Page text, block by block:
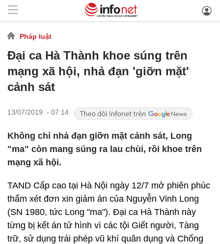
Pháp luật
Đại ca Hà Thành khoe súng trên
mạng xã hội, nhả đạn 'giỡn mặt'
cảnh sát
13/07/2019 - 07:14
Không chỉ nhả đạn giỡn mặt cảnh sát, Long
"ma" còn mang súng ra lau chùi, rồi khoe trên
mạng xã hội.
TAND Cấp cao tại Hà Nội ngày 12/7 mở phiên phúc
thẩm xét đơn xin giảm án của Nguyễn Vinh Long
(SN 1980, tức Long "ma"). Đại ca Hà Thành này
từng bị kết án tử hình vì các tội Giết người, Tàng
trữ, sử dụng trái phép vũ khí quân dụng và Chống